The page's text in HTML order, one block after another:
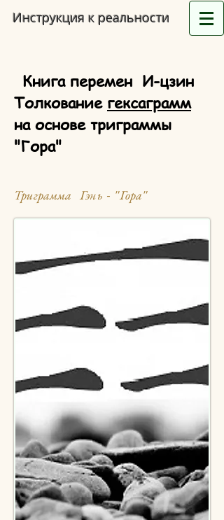
Инструкция к реальности
Книга перемен И-цзин
Толкование гексаграмм
на основе триграммы
"Гора"
Триграмма Гэнь - "Гора"